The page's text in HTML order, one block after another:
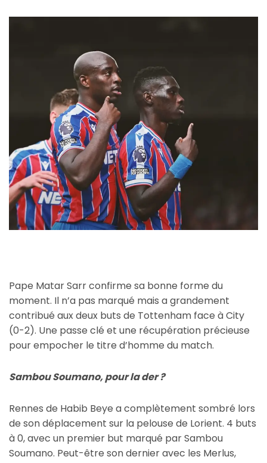
Pape Matar Sarr confirme sa bonne forme du
moment. Il n’a pas marqué mais a grandement
contribué aux deux buts de Tottenham face à City
(0-2). Une passe clé et une récupération précieuse
pour empocher le titre d’homme du match.
Sambou Soumano, pour la der ?
Rennes de Habib Beye a complètement sombré lors
de son déplacement sur la pelouse de Lorient. 4 buts
à 0, avec un premier but marqué par Sambou
Soumano. Peut-être son dernier avec les Merlus,